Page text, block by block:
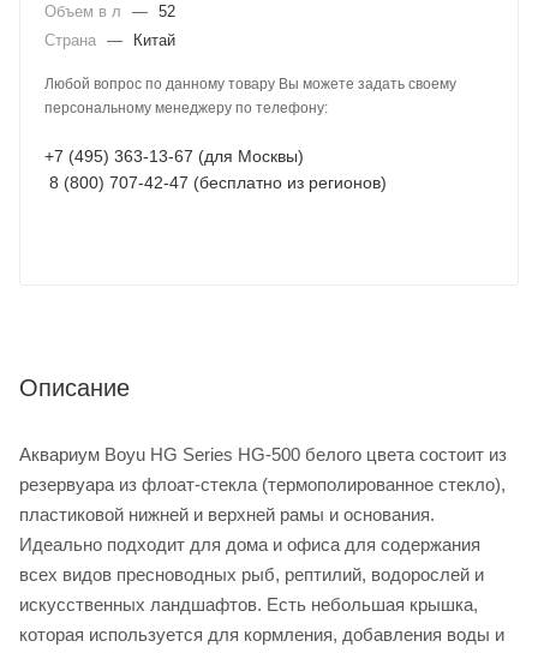
Объем в л — 52
Страна — Китай
Любой вопрос по данному товару Вы можете задать своему
персональному менеджеру по телефону:
+7 (495) 363-13-67 (для Москвы)
8 (800) 707-42-47 (бесплатно из регионов)
Описание
Аквариум Boyu HG Series HG-500 белого цвета состоит из
резервуара из флоат-стекла (термополированное стекло),
пластиковой нижней и верхней рамы и основания.
Идеально подходит для дома и офиса для содержания
всех видов пресноводных рыб, рептилий, водорослей и
искусственных ландшафтов. Есть небольшая крышка,
которая используется для кормления, добавления воды и